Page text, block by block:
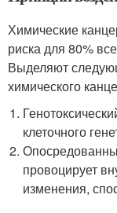
Химические
риска для 80%
Выделяют
химического
клеточного
провоцирует
изменения,